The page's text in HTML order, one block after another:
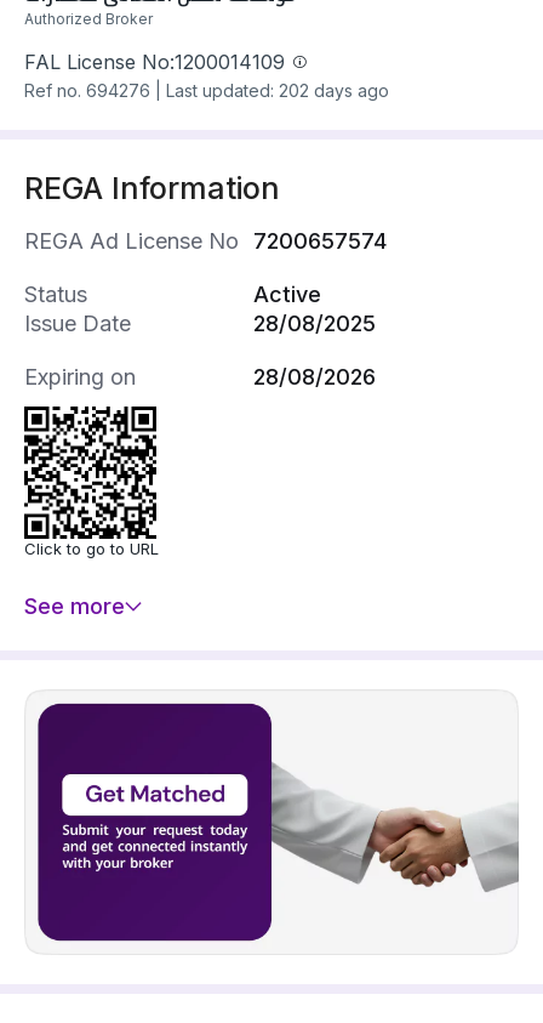
لدينا جميع الحلول التمويلية الميسرة.
تسديد المديونيات .
امكانية تحويل من بنك لبنك.
نتعامل مع جميع البنوك وشركات التمويل.
تخليص جميع المعاملات فى جميع انحاء المملكة.
تتوفر لدينا جميع العروض والمساحات المختلفة.
فريق عمل متكامل لخدمتكم
Authorized Broker
FAL License No:1200014109
Ref no. 694276 Last updated: 202 days ago
REGA Information
REGA Ad License No 7200657574
Status
Active
Issue Date
28/08/2025
Expiring on 28/08/2026
Click to go to URL
See more